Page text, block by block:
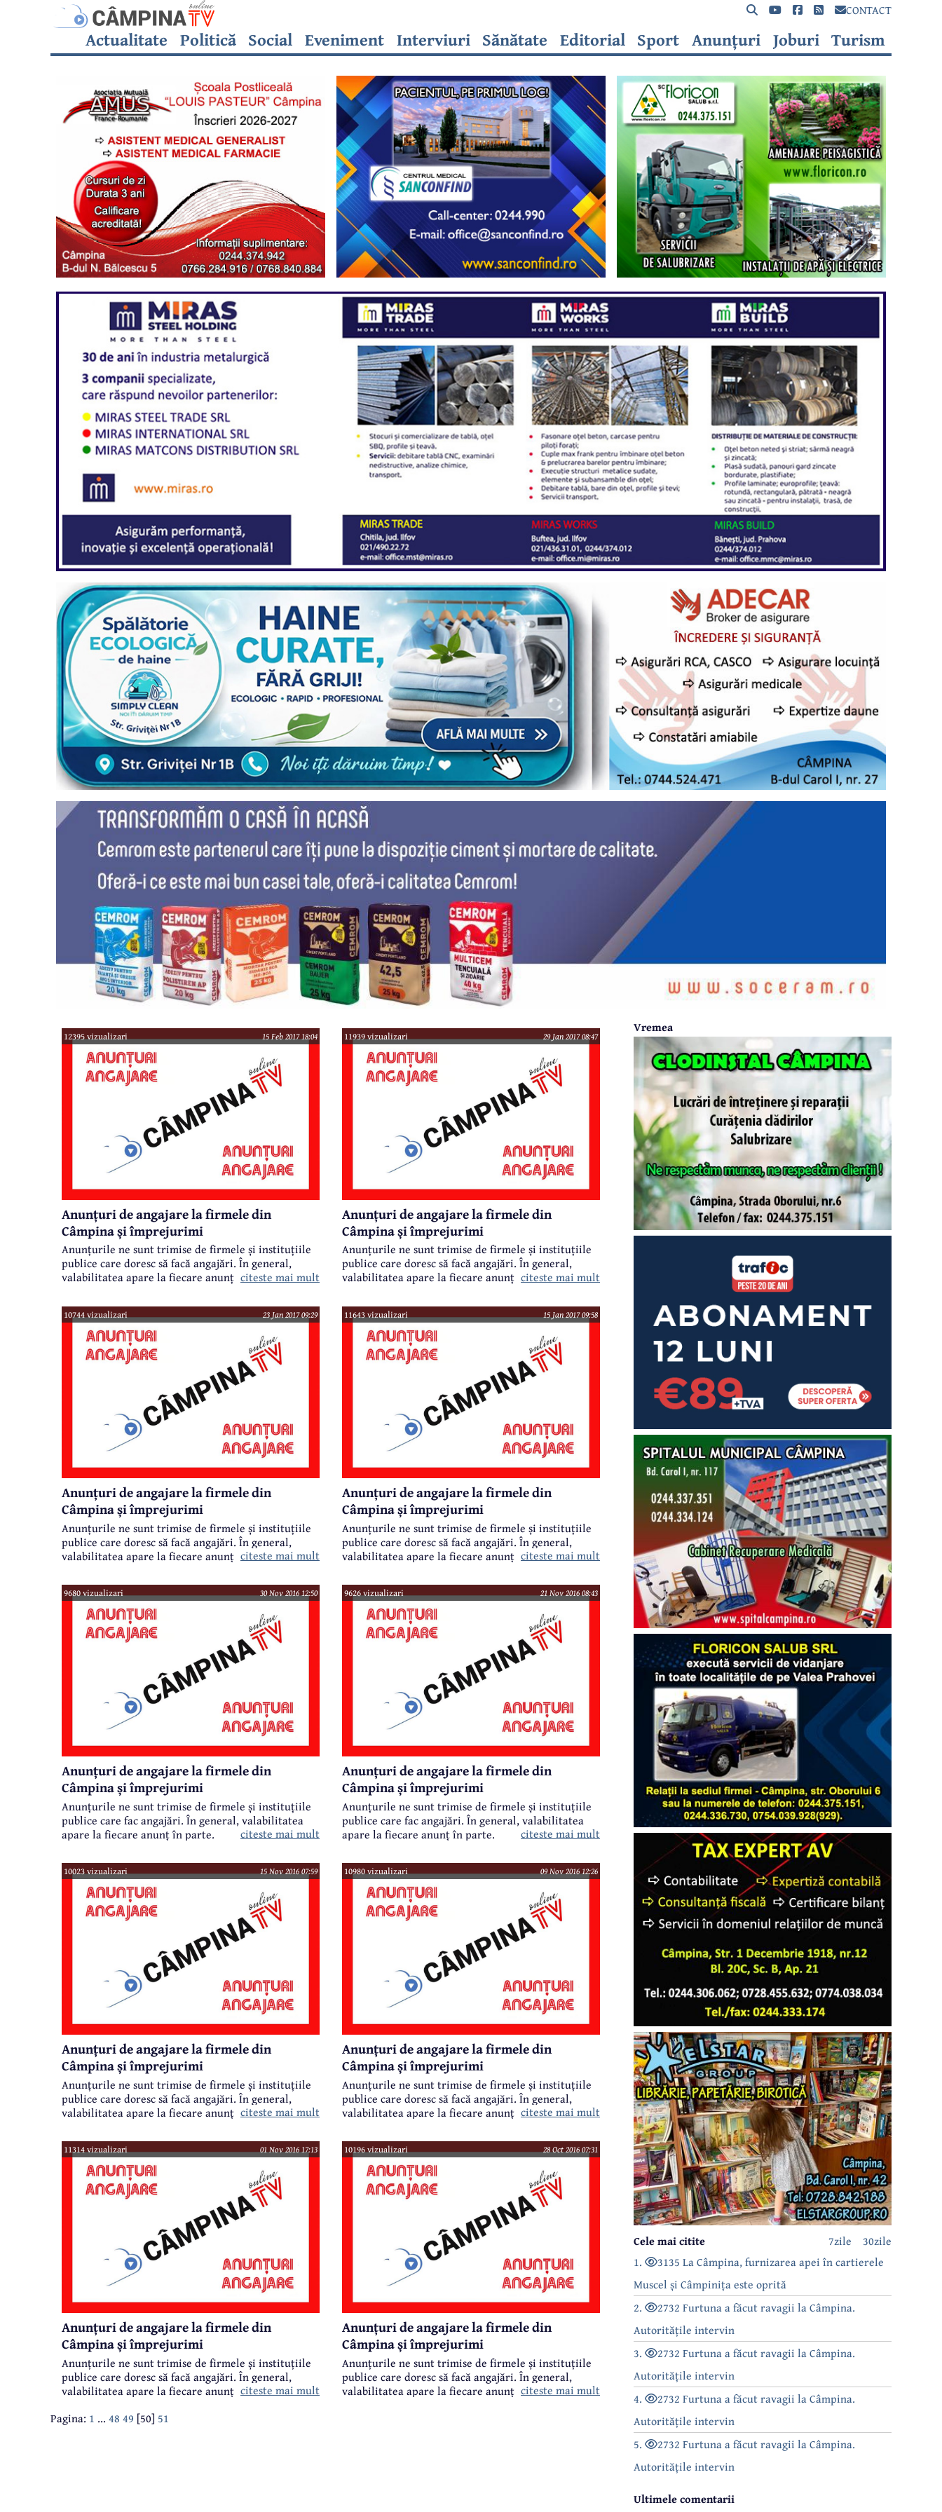
CONTACT
Actualitate Politică Social Eveniment Interviuri Sănătate Editorial Sport Anunțuri Joburi Turism
12395 vizualizari 15 Feb 2017 18:04
Anunțuri de angajare la firmele din
Câmpina și împrejurimi
Anunțurile ne sunt trimise de firmele și instituțiile
publice care doresc să facă angajări. În general,
valabilitatea apare la fiecare anunț în parte.citeste mai mult
11939 vizualizari 29 Jan 2017 08:47
Anunțuri de angajare la firmele din
Câmpina și împrejurimi
Anunțurile ne sunt trimise de firmele și instituțiile
publice care doresc să facă angajări. În general,
valabilitatea apare la fiecare anunț în parte.citeste mai mult
10744 vizualizari 23 Jan 2017 09:29
Anunțuri de angajare la firmele din
Câmpina și împrejurimi
Anunțurile ne sunt trimise de firmele și instituțiile
publice care doresc să facă angajări. În general,
valabilitatea apare la fiecare anunț în parte.citeste mai mult
11643 vizualizari 15 Jan 2017 09:58
Anunțuri de angajare la firmele din
Câmpina și împrejurimi
Anunțurile ne sunt trimise de firmele și instituțiile
publice care doresc să facă angajări. În general,
valabilitatea apare la fiecare anunț în parte.citeste mai mult
9680 vizualizari 30 Nov 2016 12:50
Anunțuri de angajare la firmele din
Câmpina și împrejurimi
Anunțurile ne sunt trimise de firmele și instituțiile
publice care fac angajări. În general, valabilitatea
apare la fiecare anunț în parte.
citeste mai mult
9626 vizualizari 21 Nov 2016 08:43
Anunțuri de angajare la firmele din
Câmpina și împrejurimi
Anunțurile ne sunt trimise de firmele și instituțiile
publice care fac angajări. În general, valabilitatea
apare la fiecare anunț în parte.
citeste mai mult
10023 vizualizari 15 Nov 2016 07:59
Anunțuri de angajare la firmele din
Câmpina și împrejurimi
Anunțurile ne sunt trimise de firmele și instituțiile
publice care doresc să facă angajări. În general,
valabilitatea apare la fiecare anunț în parte.citeste mai mult
10980 vizualizari 09 Nov 2016 12:26
Anunțuri de angajare la firmele din
Câmpina și împrejurimi
Anunțurile ne sunt trimise de firmele și instituțiile
publice care doresc să facă angajări. În general,
valabilitatea apare la fiecare anunț în parte.citeste mai mult
11314 vizualizari 01 Nov 2016 17:13
Anunțuri de angajare la firmele din
Câmpina și împrejurimi
Anunțurile ne sunt trimise de firmele și instituțiile
publice care doresc să facă angajări. În general,
valabilitatea apare la fiecare anunț în parte.citeste mai mult
10196 vizualizari 28 Oct 2016 07:31
Anunțuri de angajare la firmele din
Câmpina și împrejurimi
Anunțurile ne sunt trimise de firmele și instituțiile
publice care doresc să facă angajări. În general,
valabilitatea apare la fiecare anunț în parte.citeste mai mult
Pagina: 1 ... 48 49 [50] 51
Vremea
30zile
7zile
Cele mai citite
1.
3135 La Câmpina, furnizarea apei în cartierele
Muscel și Câmpinița este oprită
2.
2732 Furtuna a făcut ravagii la Câmpina.
Autoritățile intervin
3.
2732 Furtuna a făcut ravagii la Câmpina.
Autoritățile intervin
4.
2732 Furtuna a făcut ravagii la Câmpina.
Autoritățile intervin
5.
2732 Furtuna a făcut ravagii la Câmpina.
Autoritățile intervin
Ultimele comentarii